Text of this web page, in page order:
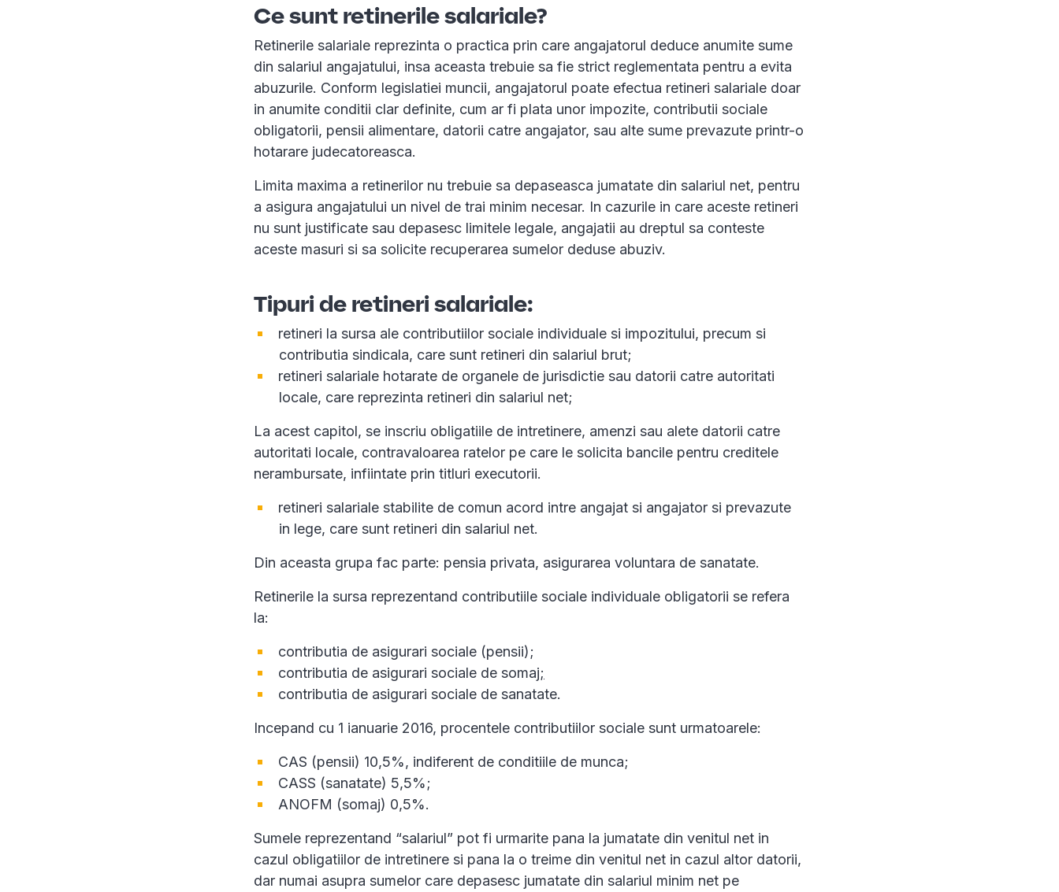
Ce sunt retinerile salariale?
Retinerile salariale reprezinta o practica prin care angajatorul deduce anumite sume
din salariul angajatului, insa aceasta trebuie sa fie strict reglementata pentru a evita
abuzurile. Conform legislatiei muncii, angajatorul poate efectua retineri salariale doar
in anumite conditii clar definite, cum ar fi plata unor impozite, contributii sociale
obligatorii, pensii alimentare, datorii catre angajator, sau alte sume prevazute printr-o
hotarare judecatoreasca.
Limita maxima a retinerilor nu trebuie sa depaseasca jumatate din salariul net, pentru
a asigura angajatului un nivel de trai minim necesar. In cazurile in care aceste retineri
nu sunt justificate sau depasesc limitele legale, angajatii au dreptul sa conteste
aceste masuri si sa solicite recuperarea sumelor deduse abuziv.
Tipuri de retineri salariale:
retineri la sursa ale contributiilor sociale individuale si impozitului, precum si
contributia sindicala, care sunt retineri din salariul brut;
retineri salariale hotarate de organele de jurisdictie sau datorii catre autoritati
locale, care reprezinta retineri din salariul net;
La acest capitol, se inscriu obligatiile de intretinere, amenzi sau alete datorii catre
autoritati locale, contravaloarea ratelor pe care le solicita bancile pentru creditele
nerambursate, infiintate prin titluri executorii.
retineri salariale stabilite de comun acord intre angajat si angajator si prevazute
in lege, care sunt retineri din salariul net.
Din aceasta grupa fac parte: pensia privata, asigurarea voluntara de sanatate.
Retinerile la sursa reprezentand contributiile sociale individuale obligatorii se refera
la:
contributia de asigurari sociale (pensii);
contributia de asigurari sociale de somaj;
contributia de asigurari sociale de sanatate.
Incepand cu 1 ianuarie 2016, procentele contributiilor sociale sunt urmatoarele:
CAS (pensii) 10,5%, indiferent de conditiile de munca;
CASS (sanatate) 5,5%;
ANOFM (somaj) 0,5%.
Sumele reprezentand “salariul” pot fi urmarite pana la jumatate din venitul net in
cazul obligatiilor de intretinere si pana la o treime din venitul net in cazul altor datorii,
dar numai asupra sumelor care depasesc jumatate din salariul minim net pe